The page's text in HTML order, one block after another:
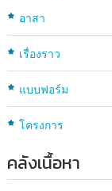
อาสา
เรื่องราว
แบบฟอร์ม
โครงการ
คลังเนื้อหา